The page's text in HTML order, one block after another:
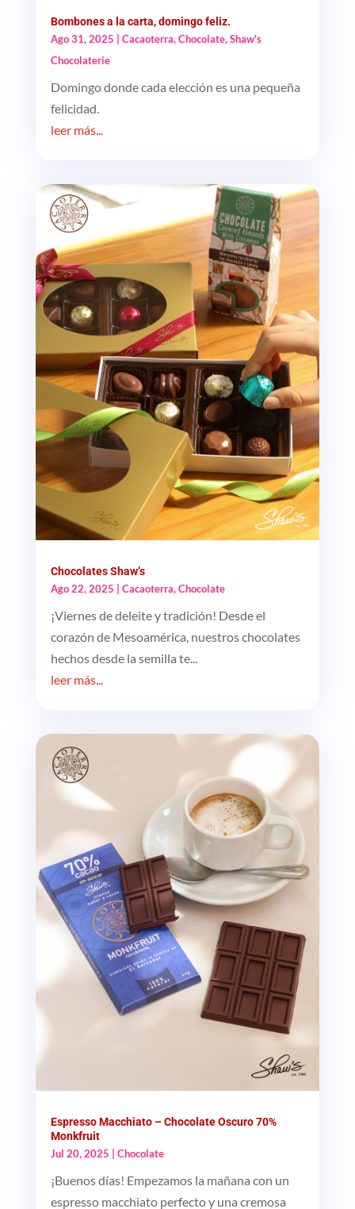
Bombones a la carta, domingo feliz.
Ago 31, 2025 | Cacaoterra,Chocolate,Shaw's
Chocolaterie
Domingo donde cada elección es una pequeña
felicidad.
leer más...
Chocolates Shaw’s
Ago 22, 2025
Cacaoterra,Chocolate
¡Viernes de deleite y tradición! Desde el
corazón de Mesoamérica, nuestros chocolates
hechos desde la semilla te...
leer más...
Espresso Macchiato – Chocolate Oscuro 70%
Monkfruit
Jul 20, 2025
Chocolate
¡Buenos días! Empezamos la mañana con un
espresso macchiato perfecto y una cremosa